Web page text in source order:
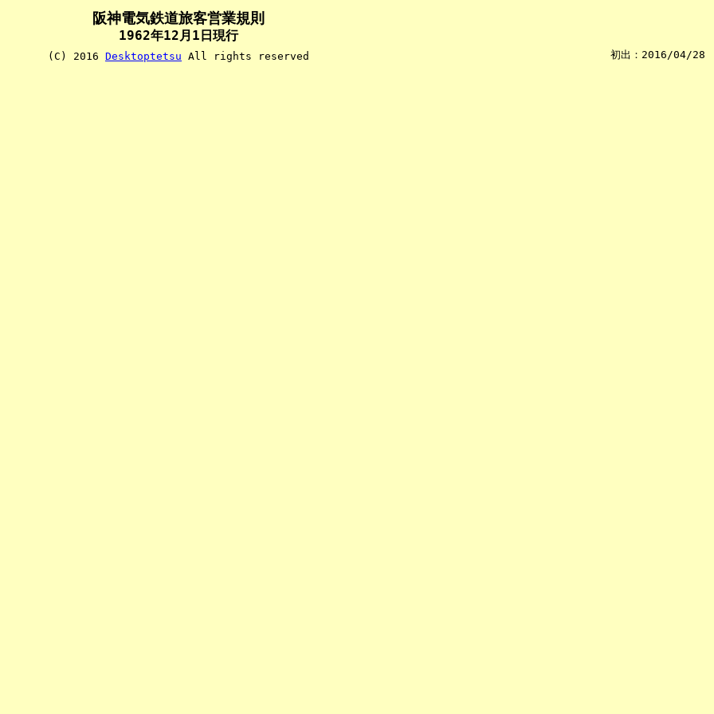
阪神電気鉄道旅客営業規則
1962年12月1日現行
(C) 2016 Desktoptetsu All rights reserved 初出：2016/04/28